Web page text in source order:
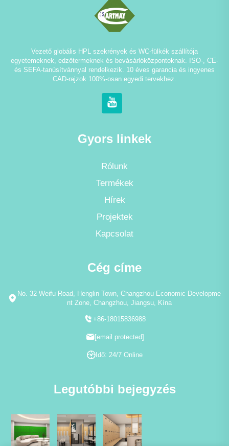
Vezető globális HPL szekrények és WC-fülkék szállítója
egyetemeknek, edzőtermeknek és bevásárlóközpontoknak. ISO-, CE-
és SEFA-tanúsítvánnyal rendelkezik. 10 éves garancia és ingyenes
CAD-rajzok 100%-osan egyedi tervekhez.
Gyors linkek
Rólunk
Termékek
Hírek
Projektek
Kapcsolat
Cég címe
No. 32 Weifu Road, Henglin Town, Changzhou Economic Developme
nt Zone, Changzhou, Jiangsu, Kína
+86-18015836988
[email protected]
Idő: 24/7 Online
Legutóbbi bejegyzés